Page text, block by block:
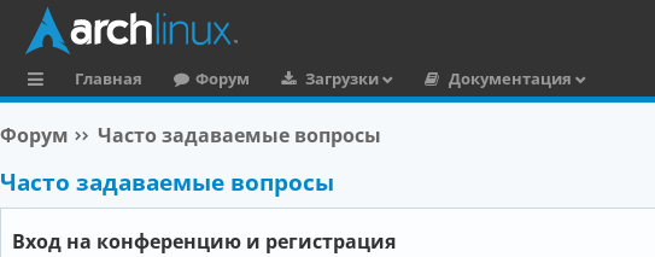
ы
л
Главная Форум Загрузки
Документация
Форум Часто задаваемые вопросы
Часто задаваемые вопросы
Вход на конференцию и регистрация